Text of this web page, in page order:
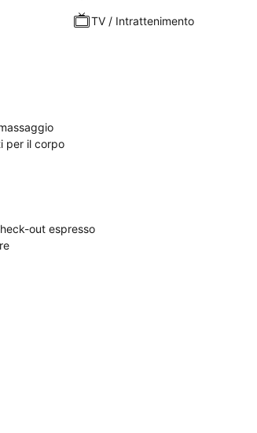
TV / Intrattenimento
per il corpo
out espresso